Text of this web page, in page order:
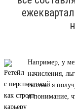
Например, у
начисления,
сколько я
и понимание,